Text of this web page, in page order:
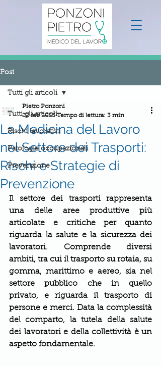
Post
Tutti gli articoli
Rischi lavorativi
Patologie occupazionali
Prevenzione
Tutti gli articoli
La Medicina del Lavoro
nel Settore dei Trasporti:
Rischi e Strategie di
Prevenzione
Pietro Ponzoni
22 feb 2025 Tempo di lettura: 3 min
Il settore dei trasporti rappresenta
una delle aree produttive più
articolate e critiche per quanto
riguarda la salute e la sicurezza dei
lavoratori. Comprende diversi
ambiti, tra cui il trasporto su rotaia, su
gomma, marittimo e aereo, sia nel
settore pubblico che in quello
privato, e riguarda il trasporto di
persone e merci. Data la complessità
del comparto, la tutela della salute
dei lavoratori e della collettività è un
aspetto fondamentale.